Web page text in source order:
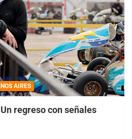
AIRES
regreso con señales